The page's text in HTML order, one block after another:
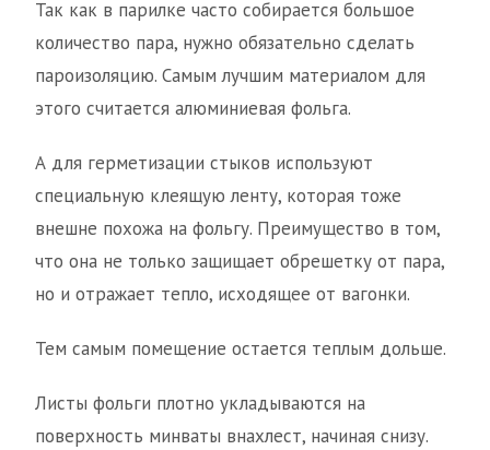
Так как в парилке часто собирается большое
количество пара, нужно обязательно сделать
пароизоляцию. Самым лучшим материалом для
этого считается алюминиевая фольга.
А для герметизации стыков используют
специальную клеящую ленту, которая тоже
внешне похожа на фольгу. Преимущество в том,
что она не только защищает обрешетку от пара,
но и отражает тепло, исходящее от вагонки.
Тем самым помещение остается теплым дольше.
Листы фольги плотно укладываются на
поверхность минваты внахлест, начиная снизу.